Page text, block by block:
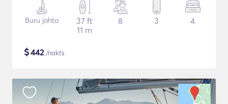
Buru jahta
37 ft
11 m
8 3 4
$442/nakts